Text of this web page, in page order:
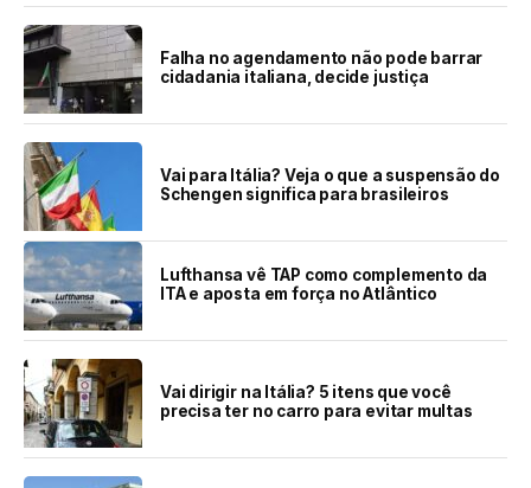
Falha no agendamento não pode barrar
cidadania italiana, decide justiça
Vai para Itália? Veja o que a suspensão do
Schengen significa para brasileiros
Lufthansa vê TAP como complemento da
ITA e aposta em força no Atlântico
Vai dirigir na Itália? 5 itens que você
precisa ter no carro para evitar multas